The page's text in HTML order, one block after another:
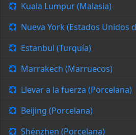
Kuala Lumpur (Malasia)
Nueva York (Estados Unidos
Estanbul (Turquía)
Marrakech (Marruecos)
Llevar a la fuerza (Porcelana)
Beijing (Porcelana)
Shénzhen (Porcelana)